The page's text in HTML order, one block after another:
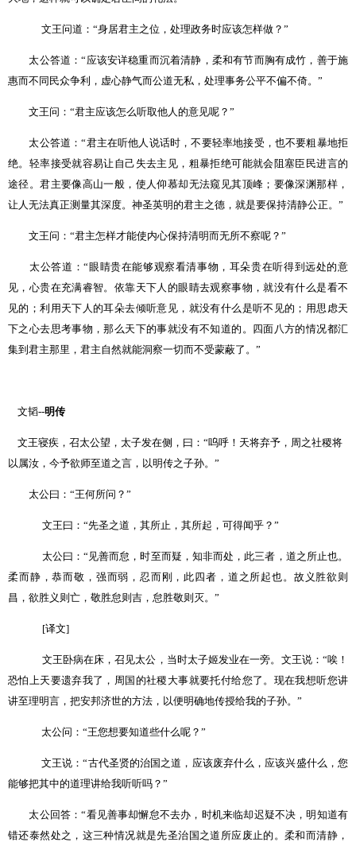
文王问道： “身居君主之位，处理政务时应该怎样做？ ”
太公答道：“应该安详稳重而沉着清静，柔和有节而胸有成竹，善于施
惠而不同民众争利，虚心静气而公道无私，处理事务公平不偏不倚。 ”
文王问： “君主应该怎么听取他人的意见呢？ ”
太公答道：“君主在听他人说话时，不要轻率地接受，也不要粗暴地拒
绝。轻率接受就容易让自己失去主见，粗暴拒绝可能就会阻塞臣民进言的
途径。君主要像高山一般，使人仰慕却无法窥见其顶峰；要像深渊那样，
让人无法真正测量其深度。神圣英明的君主之德，就是要保持清静公正。 ”
文王问： “君主怎样才能使内心保持清明而无所不察呢？ ”
太公答道：“眼睛贵在能够观察看清事物，耳朵贵在听得到远处的意
见，心贵在充满睿智。依靠天下人的眼睛去观察事物，就没有什么是看不
见的；利用天下人的耳朵去倾听意见，就没有什么是听不见的；用思虑天
下之心去思考事物，那么天下的事就没有不知道的。四面八方的情况都汇
集到君主那里，君主自然就能洞察一切而不受蒙蔽了。 ”
文韬--明传
文王寝疾，召太公望，太子发在侧，曰： “呜呼！天将弃予，周之社稷将
以属汝，今予欲师至道之言，以明传之子孙。 ”
太公曰： “王何所问？ ”
文王曰： “先圣之道，其所止，其所起，可得闻乎？ ”
太公曰： “见善而怠，时至而疑，知非而处，此三者，道之所止也。
柔而静，恭而敬，强而弱，忍而刚，此四者，道之所起也。故义胜欲则
昌，欲胜义则亡，敬胜怠则吉，怠胜敬则灭。 ”
[译文]
文王卧病在床，召见太公，当时太子姬发业在一旁。文王说： “唉！
恐怕上天要遗弃我了，周国的社稷大事就要托付给您了。现在我想听您讲
讲至理明言，把安邦济世的方法，以便明确地传授给我的子孙。 ”
太公问： “王您想要知道些什么呢？ ”
文王说：“古代圣贤的治国之道，应该废弃什么，应该兴盛什么，您
能够把其中的道理讲给我听听吗？ ”
太公回答：“看见善事却懈怠不去办，时机来临却迟疑不决，明知道有
错还泰然处之，这三种情况就是先圣治国之道所应废止的。柔和而清静，